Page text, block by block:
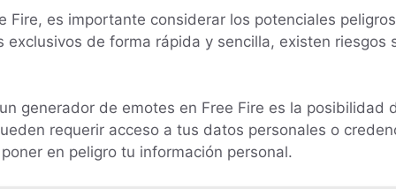
Fire, es importante considerar los potenciales
de forma rápida y sencilla, existen
generador de emotes en Free Fire es la posibilidad
requerir acceso a tus datos personales o
en peligro tu información personal.